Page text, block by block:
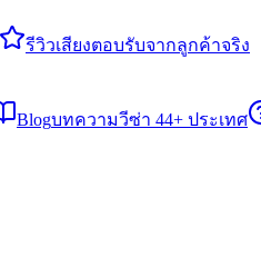
รีวิวเสียงตอบรับจากลูกค้าจริง
Blogบทความวีซ่า 44+ ประเทศ